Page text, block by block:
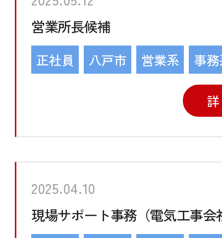
営業所長候補
正社員 八戸市 営業系 事
2025.04.10
現場サポート事務（電気工事会